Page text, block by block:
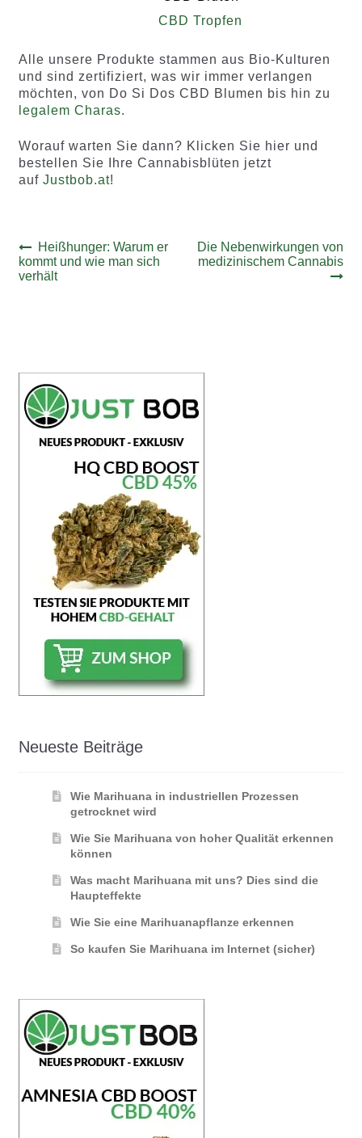
CBD Tropfen
Alle unsere Produkte stammen aus Bio-Kulturen
und sind zertifiziert, was wir immer verlangen
möchten, von Do Si Dos CBD Blumen bis hin zu
legalem Charas.
Worauf warten Sie dann? Klicken Sie hier und
bestellen Sie Ihre Cannabisblüten jetzt
auf Justbob.at!
Beitrags-
Navigation
Vorheriger
Beitrag:
Heißhunger: Warum er
kommt und wie man sich
verhält
Nächster
Beitrag:
Die Nebenwirkungen von
medizinischem Cannabis
Neueste Beiträge
Wie Marihuana in industriellen Prozessen
getrocknet wird
Wie Sie Marihuana von hoher Qualität erkennen
können
Was macht Marihuana mit uns? Dies sind die
Haupteffekte
Wie Sie eine Marihuanapflanze erkennen
So kaufen Sie Marihuana im Internet (sicher)